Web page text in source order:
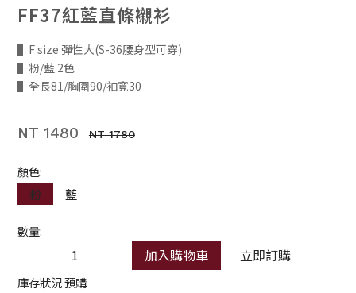
FF37紅藍直條襯衫
▌F size 彈性大(S-36腰身型可穿)
▌粉/藍 2色
▌全長81/胸圍90/袖寬30
NT 1480 NT 1780
顏色:
粉
藍
數量:
加入購物車 立即訂購
庫存狀況 預購